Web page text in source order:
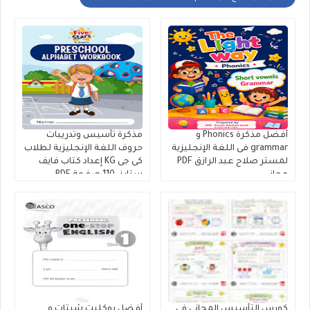
أفضل مذكرة Phonics و
grammar فى اللغة الإنجليزية
لمستر صلاح عبد الرازق PDF
مجانى
مذكرة تأسيس وتدريبات
حروف اللغة الإنجليزية لطلاب
كى جى KG إعداد كتاب فايف